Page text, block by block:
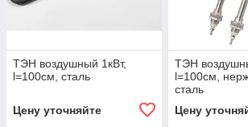
ТЭН воздушный 1кВт,
l=100см, сталь
Цену уточняйте
ТЭН
l=100см,
сталь
Цену